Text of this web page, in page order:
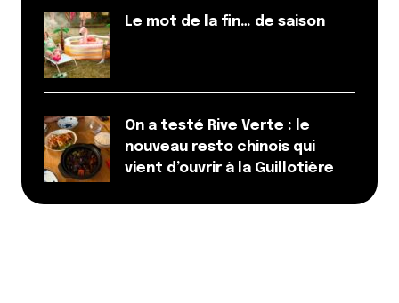
Le mot de la fin… de saison
On a testé Rive Verte : le
nouveau resto chinois qui
vient d’ouvrir à la Guillotière